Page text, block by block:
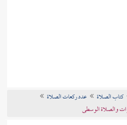
كتاب الصلاة
عدد ركعات الصلاة
والصلاة الوسطى